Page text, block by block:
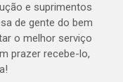
e suprimentos
de gente do bem
o melhor serviço
prazer recebe-lo,